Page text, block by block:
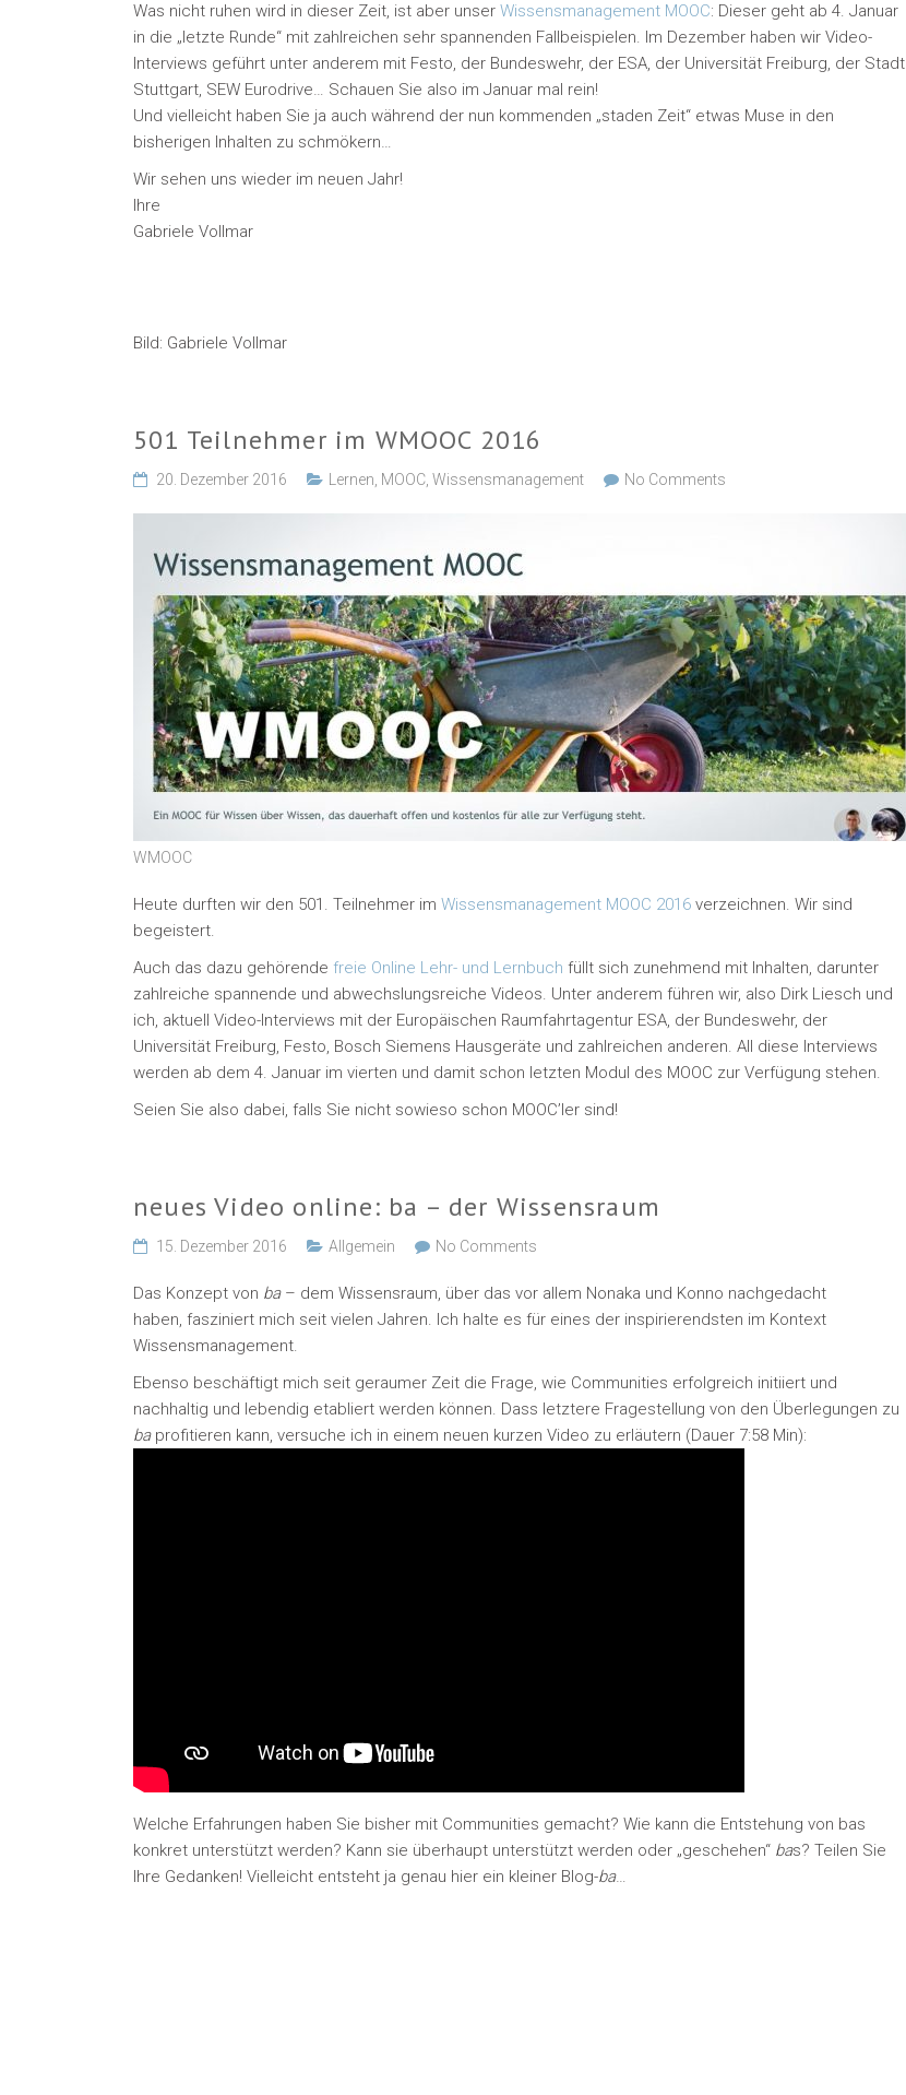
Was nicht ruhen wird in dieser Zeit, ist aber unser Wissensmanagement MOOC: Dieser geht ab 4. Januar
in die „letzte Runde“ mit zahlreichen sehr spannenden Fallbeispielen. Im Dezember haben wir Video-
Interviews geführt unter anderem mit Festo, der Bundeswehr, der ESA, der Universität Freiburg, der Stadt
Stuttgart, SEW Eurodrive… Schauen Sie also im Januar mal rein!
Und vielleicht haben Sie ja auch während der nun kommenden „staden Zeit“ etwas Muse in den
bisherigen Inhalten zu schmökern…
Wir sehen uns wieder im neuen Jahr!
Ihre
Gabriele Vollmar
Bild: Gabriele Vollmar
501 Teilnehmer im WMOOC 2016
20. Dezember 2016 Lernen MOOC Wissensmanagement No Comments
WMOOC
Heute durften wir den 501. Teilnehmer im Wissensmanagement MOOC 2016 verzeichnen. Wir sind
begeistert.
Auch das dazu gehörende freie Online Lehr- und Lernbuch füllt sich zunehmend mit Inhalten, darunter
zahlreiche spannende und abwechslungsreiche Videos. Unter anderem führen wir, also Dirk Liesch und
ich, aktuell Video-Interviews mit der Europäischen Raumfahrtagentur ESA, der Bundeswehr, der
Universität Freiburg, Festo, Bosch Siemens Hausgeräte und zahlreichen anderen. All diese Interviews
werden ab dem 4. Januar im vierten und damit schon letzten Modul des MOOC zur Verfügung stehen.
Seien Sie also dabei, falls Sie nicht sowieso schon MOOC’ler sind!
neues Video online: ba – der Wissensraum
15. Dezember 2016 Allgemein No Comments
Das Konzept von ba– dem Wissensraum, über das vor allem Nonaka und Konno nachgedacht
haben, fasziniert mich seit vielen Jahren. Ich halte es für eines der inspirierendsten im Kontext
Wissensmanagement.
Ebenso beschäftigt mich seit geraumer Zeit die Frage, wie Communities erfolgreich initiiert und
nachhaltig und lebendig etabliert werden können. Dass letztere Fragestellung von den Überlegungen zu
baprofitieren kann, versuche ich in einem neuen kurzen Video zu erläutern (Dauer 7:58 Min):
Welche Erfahrungen haben Sie bisher mit Communities gemacht? Wie kann die Entstehung von bas
konkret unterstützt werden? Kann sie überhaupt unterstützt werden oder „geschehen“ bas? Teilen Sie
Ihre Gedanken! Vielleicht entsteht ja genau hier ein kleiner Blog-ba…